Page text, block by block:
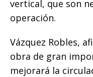
vertical, que son
operación.
Vázquez Robles,
obra de gran
mejorará la